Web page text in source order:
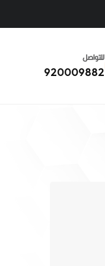
للتواصل
920009882